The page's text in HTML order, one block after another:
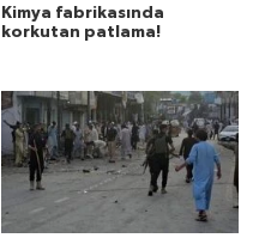
Kimya fabrikasında
korkutan patlama!